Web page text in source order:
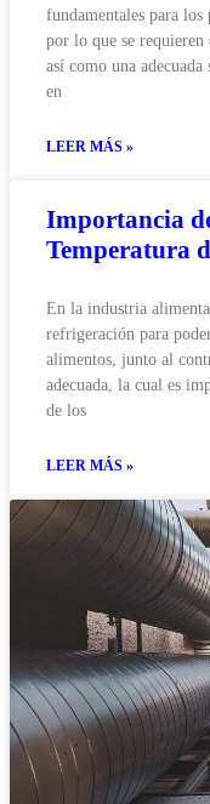
fundamentales para los
por lo que se
así como una
en
LEER MÁS »
Importancia
Temperatura
En la industria
refrigeración para
alimentos, junto al
adecuada, la cual es
de los
LEER MÁS »